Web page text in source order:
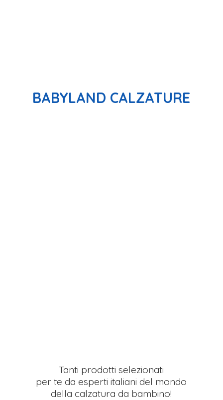
BABYLAND CALZATURE
Tanti prodotti selezionati
per te da esperti italiani del mondo
della calzatura da bambino!